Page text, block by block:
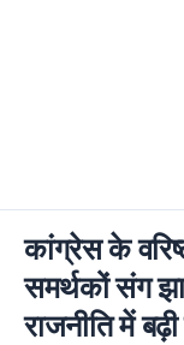
कांग्रेस के
समर्थकों संग
राजनीति में